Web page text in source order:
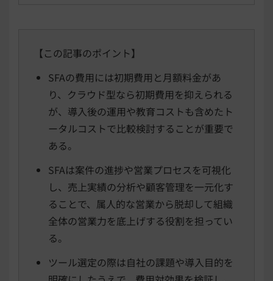
【この記事のポイント】
SFAの費用には初期費用と月額料金があ
り、クラウド型なら初期費用を抑えられる
が、導入後の運用や教育コストも含めたト
ータルコストで比較検討することが重要で
ある。
SFAは案件の進捗や営業プロセスを可視化
し、売上実績の分析や顧客管理を一元化す
ることで、属人的な営業から脱却して組織
全体の営業力を底上げする役割を担ってい
る。
ツール選定の際は自社の課題や導入目的を